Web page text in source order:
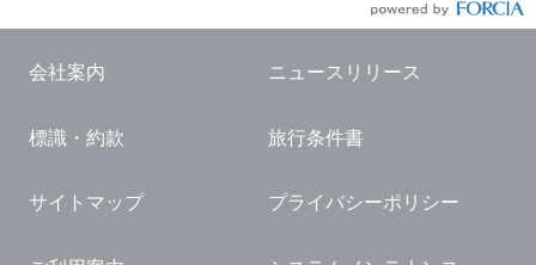
国内観光ガイド
旅行・観光情報
会社案内 ニュースリリース
標識・約款 旅行条件書
サイトマップ プライバシーポリシー